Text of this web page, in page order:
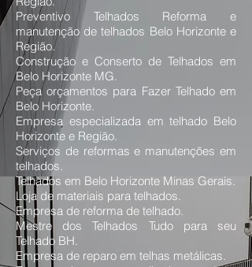
Preventivo Telhados Reforma e
manutenção de telhados Belo Horizonte e
Região.
Construção e Conserto de Telhados em
Belo Horizonte MG.
Peça orçamentos para Fazer Telhado em
Belo Horizonte.
Empresa especializada em telhado Belo
Horizonte e Região.
Serviços de reformas e manutenções em
telhados.
Telhados em Belo Horizonte Minas Gerais.
Loja de materiais para telhados.
Empresa de reforma de telhado.
Mestre dos Telhados Tudo para seu
Telhado BH.
Empresa de reparo em telhas metálicas.